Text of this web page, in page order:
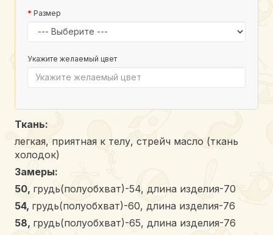
Размер
Укажите желаемый цвет
Ткань:
легкая, приятная к телу, стрейч масло (ткань
холодок)
Замеры:
50, грудь(полуобхват)-54, длина изделия-70
54, грудь(полуобхват)-60, длина изделия-76
58, грудь(полуобхват)-65, длина изделия-76